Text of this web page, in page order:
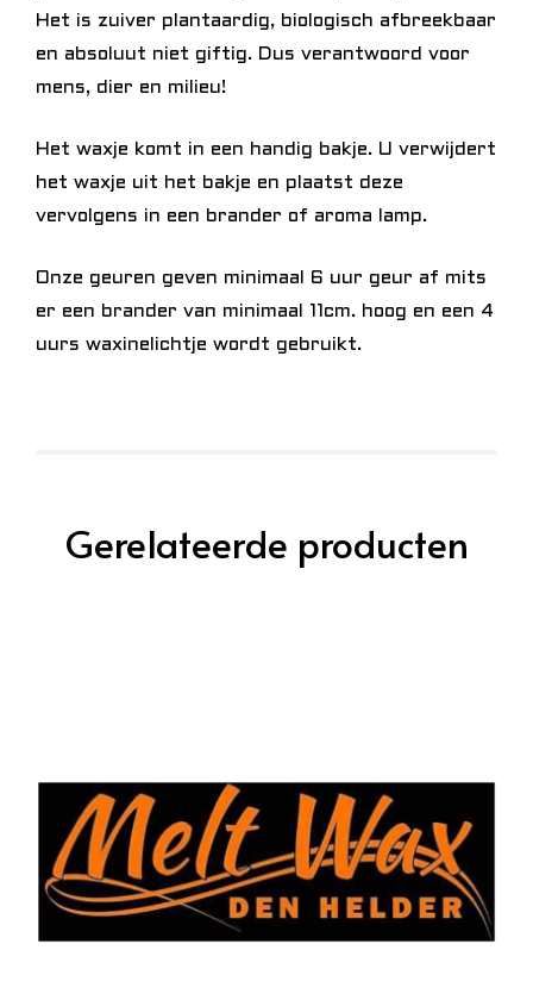
Het is zuiver plantaardig, biologisch afbreekbaar
en absoluut niet giftig. Dus verantwoord voor
mens, dier en milieu!
Het waxje komt in een handig bakje. U verwijdert
het waxje uit het bakje en plaatst deze
vervolgens in een brander of aroma lamp.
Onze geuren geven minimaal 6 uur geur af mits
er een brander van minimaal 11cm. hoog en een 4
uurs waxinelichtje wordt gebruikt.
Gerelateerde producten